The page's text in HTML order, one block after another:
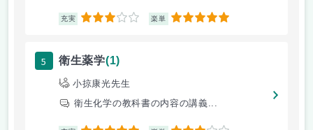
充実 3 楽単 5
5 衛生薬学(1)
小掠康光先生
衛生化学の教科書の内容の講義...